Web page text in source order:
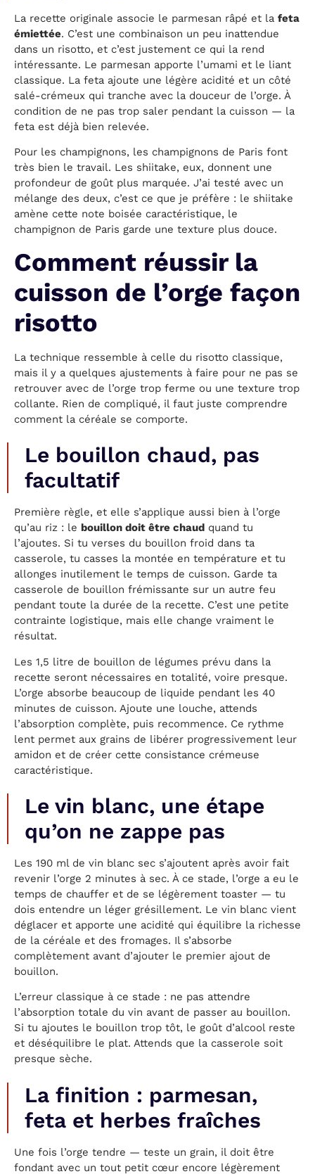
La recette originale associe le parmesan râpé et la feta
émiettée. C’est une combinaison un peu inattendue
dans un risotto, et c’est justement ce qui la rend
intéressante. Le parmesan apporte l’umami et le liant
classique. La feta ajoute une légère acidité et un côté
salé-crémeux qui tranche avec la douceur de l’orge. À
condition de ne pas trop saler pendant la cuisson — la
feta est déjà bien relevée.
Pour les champignons, les champignons de Paris font
très bien le travail. Les shiitake, eux, donnent une
profondeur de goût plus marquée. J’ai testé avec un
mélange des deux, c’est ce que je préfère : le shiitake
amène cette note boisée caractéristique, le
champignon de Paris garde une texture plus douce.
Comment réussir la
cuisson de l’orge façon
risotto
La technique ressemble à celle du risotto classique,
mais il y a quelques ajustements à faire pour ne pas se
retrouver avec de l’orge trop ferme ou une texture trop
collante. Rien de compliqué, il faut juste comprendre
comment la céréale se comporte.
Le bouillon chaud, pas
facultatif
Première règle, et elle s’applique aussi bien à l’orge
qu’au riz : le bouillon doit être chaud quand tu
l’ajoutes. Si tu verses du bouillon froid dans ta
casserole, tu casses la montée en température et tu
allonges inutilement le temps de cuisson. Garde ta
casserole de bouillon frémissante sur un autre feu
pendant toute la durée de la recette. C’est une petite
contrainte logistique, mais elle change vraiment le
résultat.
Les 1,5 litre de bouillon de légumes prévu dans la
recette seront nécessaires en totalité, voire presque.
L’orge absorbe beaucoup de liquide pendant les 40
minutes de cuisson. Ajoute une louche, attends
l’absorption complète, puis recommence. Ce rythme
lent permet aux grains de libérer progressivement leur
amidon et de créer cette consistance crémeuse
caractéristique.
Le vin blanc, une étape
qu’on ne zappe pas
Les 190 ml de vin blanc sec s’ajoutent après avoir fait
revenir l’orge 2 minutes à sec. À ce stade, l’orge a eu le
temps de chauffer et de se légèrement toaster — tu
dois entendre un léger grésillement. Le vin blanc vient
déglacer et apporte une acidité qui équilibre la richesse
de la céréale et des fromages. Il s’absorbe
complètement avant d’ajouter le premier ajout de
bouillon.
L’erreur classique à ce stade : ne pas attendre
l’absorption totale du vin avant de passer au bouillon.
Si tu ajoutes le bouillon trop tôt, le goût d’alcool reste
et déséquilibre le plat. Attends que la casserole soit
presque sèche.
La finition : parmesan,
feta et herbes fraîches
Une fois l’orge tendre — teste un grain, il doit être
fondant avec un tout petit cœur encore légèrement